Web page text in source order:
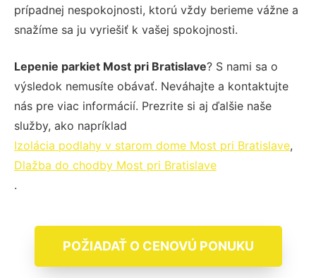
prípadnej nespokojnosti, ktorú vždy berieme vážne a
snažíme sa ju vyriešiť k vašej spokojnosti.
Lepenie parkiet Most pri Bratislave? S nami sa o
výsledok nemusíte obávať. Neváhajte a kontaktujte
nás pre viac informácií. Prezrite si aj ďalšie naše
služby, ako napríklad
Izolácia podlahy v starom dome Most pri Bratislave,
Dlažba do chodby Most pri Bratislave
.
POŽIADAŤ O CENOVÚ PONUKU